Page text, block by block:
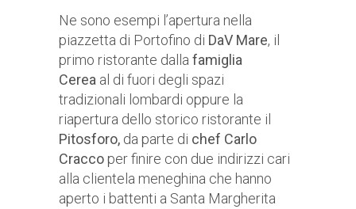
Ne sono esempi l’apertura nella
piazzetta di Portofino di DaV Mare, il
primo ristorante dalla famiglia
Cerea al di fuori degli spazi
tradizionali lombardi oppure la
riapertura dello storico ristorante il
Pitosforo, da parte di chef Carlo
Craccoper finire con due indirizzi cari
alla clientela meneghina che hanno
aperto i battenti a Santa Margherita